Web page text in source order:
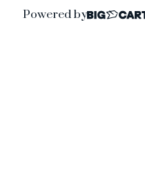
Powered by